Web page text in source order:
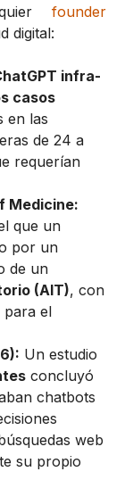
founder
digital:
infra-
casos
en las
de 24 a
requerían
Medicine:
que un
por un
de un
(AIT), con
para el
Un estudio
concluyó
chatbots
web
su propio